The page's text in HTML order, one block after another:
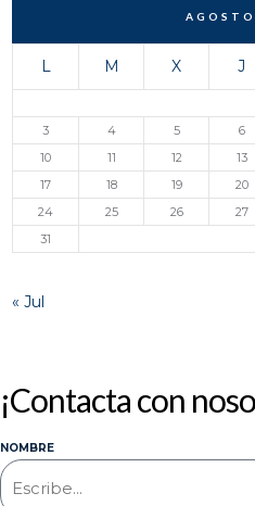
L M X J
3
4 5 6
10
11 12 13
17
18 19 20
24
25 26 27
31
« Jul
¡Contacta con
NOMBRE